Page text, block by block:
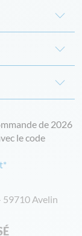
de 2026
le code
59710 Avelin